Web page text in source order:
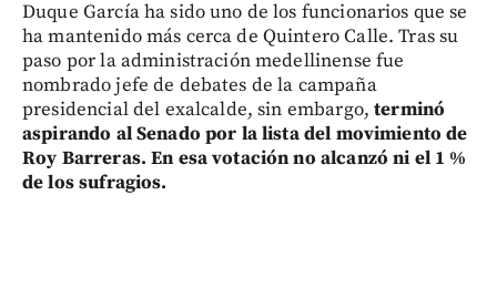
Duque García ha sido uno de los funcionarios que se
ha mantenido más cerca de Quintero Calle. Tras su
paso por la administración medellinense fue
nombrado jefe de debates de la campaña
presidencial del exalcalde, sin embargo,terminó
aspirando al Senado por la lista del movimiento de
Roy Barreras. En esa votación no alcanzó ni el 1 %
de los sufragios.